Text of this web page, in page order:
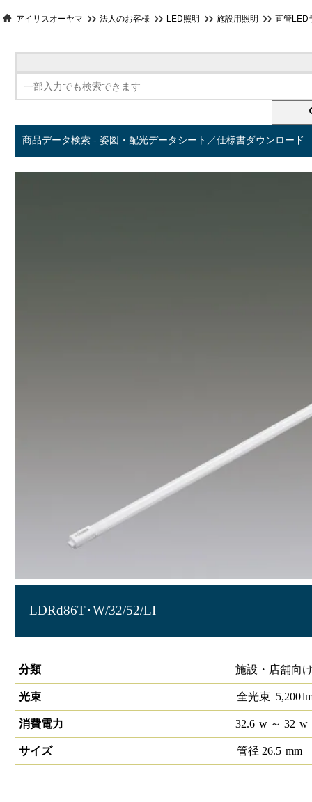
アイリスオーヤマ 法人のお客様 LED照明 施設用照明 直管LED
商品データ検索 - 姿図・配光データシート／仕様書ダウンロード
LDRd86T･W/32/52/LI
分類
施設・店舗向
光束 全光束 5,200
消費電力 32.6 w～ 32 w
サイズ 管径 26.5 mm